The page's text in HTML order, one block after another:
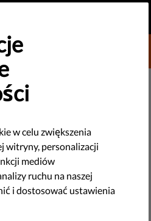
walczyć o
rzecznik Liberties wyjaśnia
oraz swobód obywatelskich i
aby chronić je właśnie teraz.
w celu zwiększenia
witryny, personalizacji
mediów
ruchu na naszej
i dostosować ustawienia